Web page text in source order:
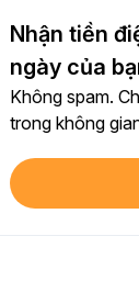
Chia sẻ
Mỗi lần
$100+
Mỗi lần
Xác
Nhận tiền
ngày của
Không spam.
trong không